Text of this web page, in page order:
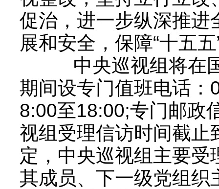
促治，进一步纵深推进
展和安全，保障“十五
中央巡视组将在国
期间设专门值班电话
8:00至18:00;专门邮政
视组受理信访时间截
定，中央巡视组主要
其成员、下一级党组织